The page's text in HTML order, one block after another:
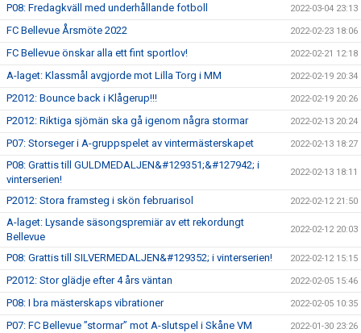
P08: Fredagkväll med underhållande fotboll 2022-03-04 23:13
FC Bellevue Årsmöte 2022 2022-02-23 18:06
FC Bellevue önskar alla ett fint sportlov! 2022-02-21 12:18
A-laget: Klassmål avgjorde mot Lilla Torg i MM 2022-02-19 20:34
P2012: Bounce back i Klågerup!!! 2022-02-19 20:26
P2012: Riktiga sjömän ska gå igenom några stormar 2022-02-13 20:24
P07: Storseger i A-gruppspelet av vintermästerskapet 2022-02-13 18:27
P08: Grattis till GULDMEDALJEN&#129351;&#127942; i
vinterserien!
2022-02-13 18:11
P2012: Stora framsteg i skön februarisol 2022-02-12 21:50
A-laget: Lysande säsongspremiär av ett rekordungt
Bellevue
2022-02-12 20:03
P08: Grattis till SILVERMEDALJEN&#129352; i vinterserien! 2022-02-12 15:15
P2012: Stor glädje efter 4 års väntan 2022-02-05 15:46
P08: I bra mästerskaps vibrationer 2022-02-05 10:35
P07: FC Bellevue ”stormar” mot A-slutspel i Skåne VM 2022-01-30 23:26